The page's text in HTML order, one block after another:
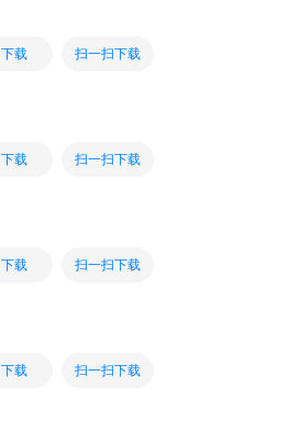
下载 扫一扫下载
下载 扫一扫下载
下载 扫一扫下载
下载 扫一扫下载